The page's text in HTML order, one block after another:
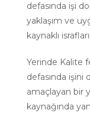
defasında işi
yaklaşım ve
kaynaklı
Yerinde Kalite
defasında işini
amaçlayan bir
kaynağında